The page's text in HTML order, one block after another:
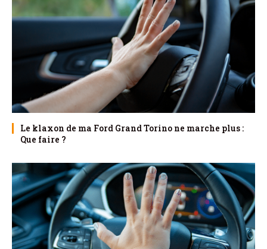
Le klaxon de ma Ford Grand Torino ne marche plus :
Que faire ?